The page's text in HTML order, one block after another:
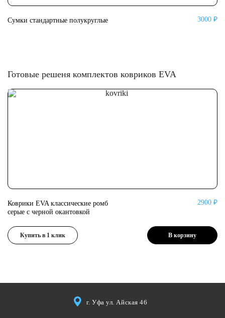
Сумки стандартные полукруглые 3000 ₽
Готовые решеня комплектов ковриков EVA
Коврики EVA классические ромб
серые с черной окантовкой
2900 ₽
Купить в 1 клик В корзину
г. Уфа ул. Айская 46